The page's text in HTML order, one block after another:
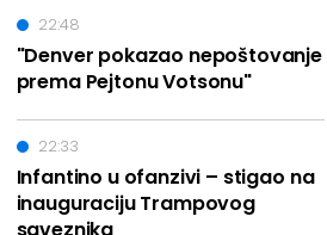
"Denver pokazao nepoštovanje
prema Pejtonu Votsonu"
22:48
Infantino u ofanzivi – stigao na
inauguraciju Trampovog
22:33